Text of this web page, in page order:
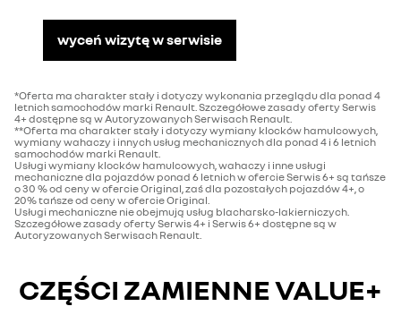
wyceń wizytę w serwisie
*Oferta ma charakter stały i dotyczy wykonania przeglądu dla ponad 4
letnich samochodów marki Renault. Szczegółowe zasady oferty Serwis
4+ dostępne są w Autoryzowanych Serwisach Renault.
**Oferta ma charakter stały i dotyczy wymiany klocków hamulcowych,
wymiany wahaczy i innych usług mechanicznych dla ponad 4 i 6 letnich
samochodów marki Renault.
Usługi wymiany klocków hamulcowych, wahaczy i inne usługi
mechaniczne dla pojazdów ponad 6 letnich w ofercie Serwis 6+ są tańsze
o 30 % od ceny w ofercie Original, zaś dla pozostałych pojazdów 4+, o
20% tańsze od ceny w ofercie Original.
Usługi mechaniczne nie obejmują usług blacharsko-lakierniczych.
Szczegółowe zasady oferty Serwis 4+ i Serwis 6+ dostępne są w
Autoryzowanych Serwisach Renault.
CZĘŚCI ZAMIENNE VALUE+